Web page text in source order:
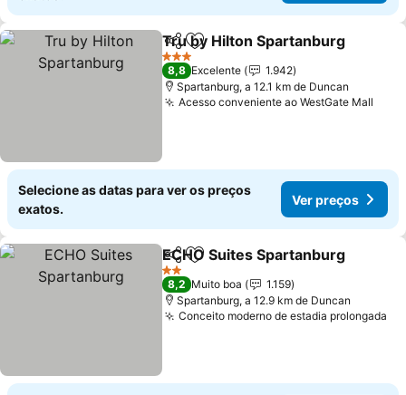
PartilharAdicionar aos favoritos
Tru by Hilton Spartanburg
3 Estrelas
8,8 Excelente
1.942
Spartanburg, a 12.1 km de Duncan
Acesso conveniente ao WestGate Mall
Selecione as datas para ver os preços
exatos.
Ver preços
PartilharAdicionar aos favoritos
ECHO Suites Spartanburg
2 Estrelas
8,2 Muito boa
1.159
Spartanburg, a 12.9 km de Duncan
Conceito moderno de estadia prolongada